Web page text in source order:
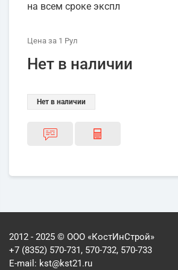
на всем сроке экспл
Цена за 1 Рул
Нет в наличии
Нет в наличии
2012 - 2025 © ООО «КостИнСтрой»
+7 (8352) 570-731, 570-732, 570-733
E-mail: kst@kst21.ru